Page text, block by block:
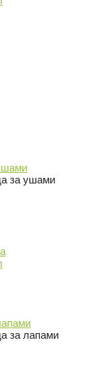
за ушами
за лапами